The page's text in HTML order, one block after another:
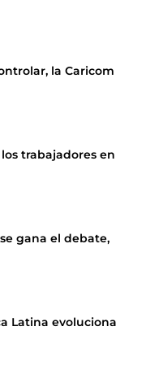
la Caricom
trabajadores en
gana el debate,
Latina evoluciona